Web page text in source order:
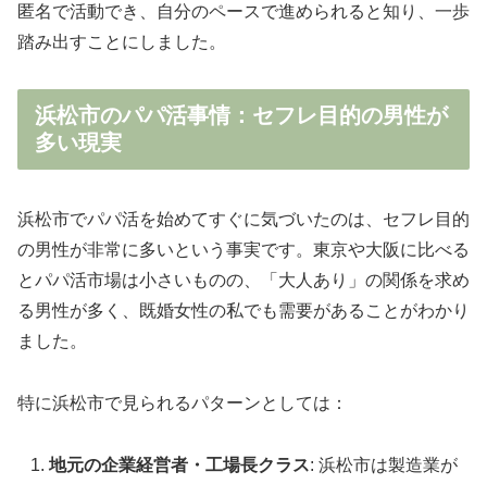
匿名で活動でき、自分のペースで進められると知り、一歩
踏み出すことにしました。
浜松市のパパ活事情：セフレ目的の男性が
多い現実
浜松市でパパ活を始めてすぐに気づいたのは、セフレ目的
の男性が非常に多いという事実です。東京や大阪に比べる
とパパ活市場は小さいものの、「大人あり」の関係を求め
る男性が多く、既婚女性の私でも需要があることがわかり
ました。
特に浜松市で見られるパターンとしては：
地元の企業経営者・工場長クラス: 浜松市は製造業が